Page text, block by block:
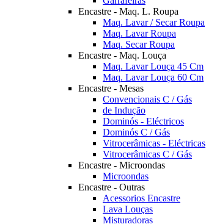
Encastre - Maq. L. Roupa
Maq. Lavar / Secar Roupa
Maq. Lavar Roupa
Maq. Secar Roupa
Encastre - Maq. Louça
Maq. Lavar Louça 45 Cm
Maq. Lavar Louça 60 Cm
Encastre - Mesas
Convencionais C / Gás
de Indução
Dominós - Eléctricos
Dominós C / Gás
Vitrocerâmicas - Eléctricas
Vitrocerâmicas C / Gás
Encastre - Microondas
Microondas
Encastre - Outras
Acessorios Encastre
Lava Louças
Misturadoras